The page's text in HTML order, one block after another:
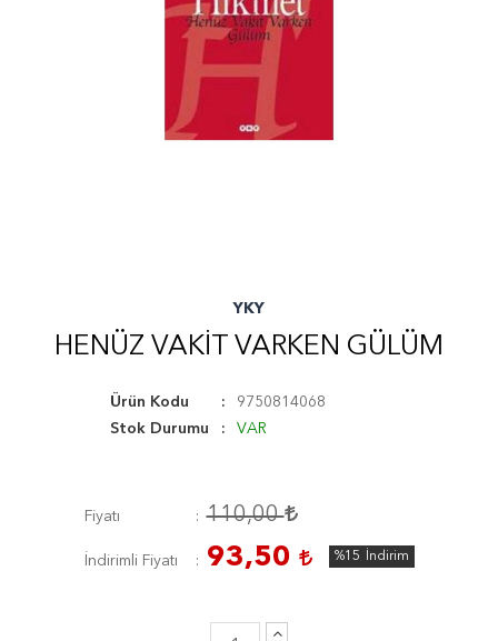
YKY
HENÜZ VAKIT VARKEN GÜLÜM
Ürün Kodu
9750814068
Stok Durumu
VAR
Fiyatı 110,00
İndirimli Fiyatı 93,50 %15 İndirim